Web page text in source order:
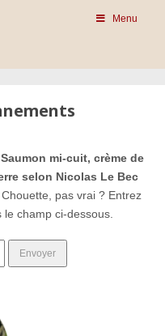
Menu
Saumon mi-cuit, crème de
selon Nicolas Le Bec
pas vrai ? Entrez
champ ci-dessous.